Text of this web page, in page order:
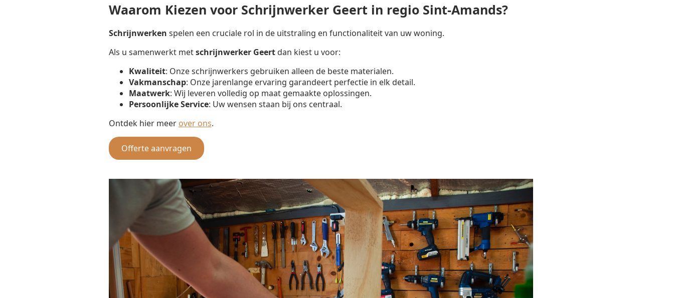
Waarom Kiezen voor Schrijnwerker Geert in regio Sint-Amands?
Schrijnwerken spelen een cruciale rol in de uitstraling en functionaliteit van uw woning.
Als u samenwerkt metschrijnwerker Geert dan kiest u voor:
Kwaliteit: Onze schrijnwerkers gebruiken alleen de beste materialen.
Vakmanschap: Onze jarenlange ervaring garandeert perfectie in elk detail.
Maatwerk: Wij leveren volledig op maat gemaakte oplossingen.
Persoonlijke Service: Uw wensen staan bij ons centraal.
Ontdek hier meer over ons.
Offerte aanvragen